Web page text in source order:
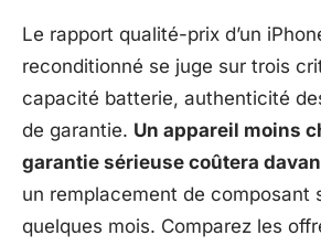
Le rapport qualité-prix d’un
reconditionné se juge sur trois
capacité batterie, authenticité
de garantie. Un appareil moins
garantie sérieuse coûtera
un remplacement de composant
quelques mois. Comparez les